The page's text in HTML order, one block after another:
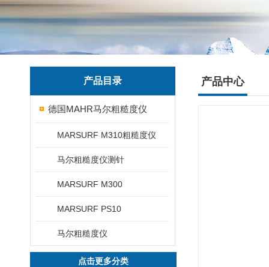
产品目录
德国MAHR马尔粗糙度仪
MARSURF M310粗糙度仪
马尔粗糙度仪测针
MARSURF M300
MARSURF PS10
马尔粗糙度仪
点击更多分类
产品中心